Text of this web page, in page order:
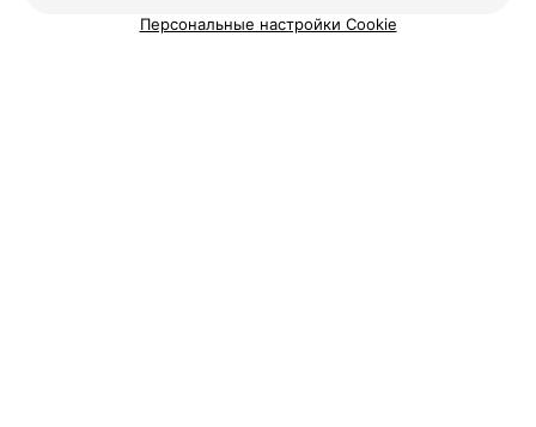
Персональные настройки Cookie